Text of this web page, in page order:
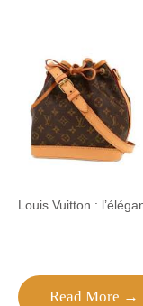
Louis Vuitton :
Read More →